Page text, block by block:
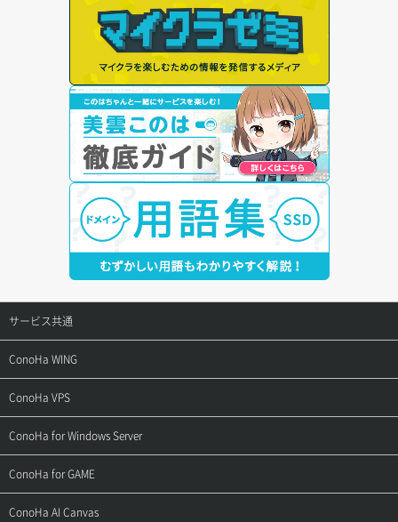
サービス共通
サポートトップ
ご契約・お支払い
用語集
お問い合わせ
ConoHa WING
サポートトップ
ご利用ガイド
お乗り換えガイド
ConoHa VPS
サポートトップ
ご利用ガイド
ConoHa for Windows Server
サポートトップ
ご利用ガイド
ConoHa for GAME
サポートトップ
ConoHa AI Canvas